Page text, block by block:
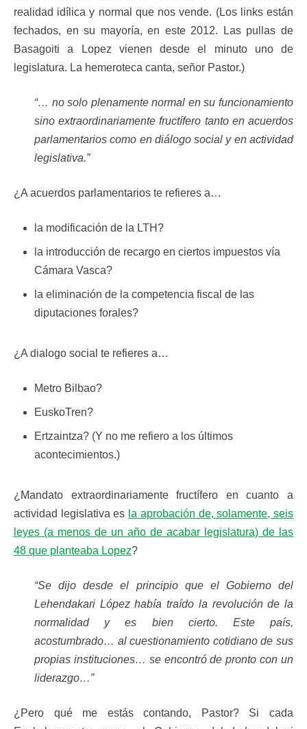
realidad idílica y normal que nos vende. (Los links están
fechados, en su mayoría, en este 2012. Las pullas de
Basagoiti a Lopez vienen desde el minuto uno de
legislatura. La hemeroteca canta, señor Pastor.)
“… no solo plenamente normal en su funcionamiento
sino extraordinariamente fructífero tanto en acuerdos
parlamentarios como en diálogo social y en actividad
legislativa.”
¿A acuerdos parlamentarios te refieres a…
la modificación de la LTH?
la introducción de recargo en ciertos impuestos vía
Cámara Vasca?
la eliminación de la competencia fiscal de las
diputaciones forales?
¿A dialogo social te refieres a…
Metro Bilbao?
EuskoTren?
Ertzaintza? (Y no me refiero a los últimos
acontecimientos.)
¿Mandato extraordinariamente fructífero en cuanto a
actividad legislativa es la aprobación de, solamente, seis
leyes (a menos de un año de acabar legislatura) de las
48 que planteaba Lopez?
“Se dijo desde el principio que el Gobierno del
Lehendakari López había traído la revolución de la
normalidad y es bien cierto. Este país,
acostumbrado… al cuestionamiento cotidiano de sus
propias instituciones… se encontró de pronto con un
liderazgo…”
¿Pero qué me estás contando, Pastor? Si cada